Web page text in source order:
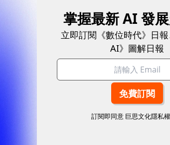
隨後歸納出如何透過每一個企業層面
發、行銷溝通等皆在涵蓋的範圍內。
摯接納「整體觀」的品牌管理途徑
代末期，三星體認到自己處於成本更低
譬如新力）的夾縫間，生意越來越難
掌握最新 AI 發
立即訂閱《數位時代》日
AI》圖解日報
訂閱即同意 巨思文化隱私